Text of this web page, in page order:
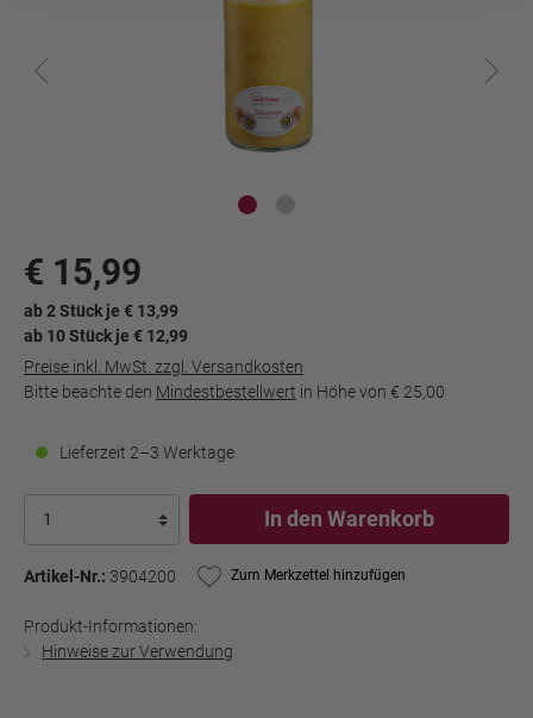
€ 15,99
ab 2 Stück je € 13,99
ab 10 Stück je € 12,99
Preise inkl. MwSt. zzgl. Versandkosten
Bitte beachte den Mindestbestellwert in Höhe von € 25,00
Lieferzeit 2–3 Werktage
In den Warenkorb
Artikel-Nr.: 3904200 Zum Merkzettel hinzufügen
Produkt-Informationen:
Hinweise zur Verwendung
geladen...